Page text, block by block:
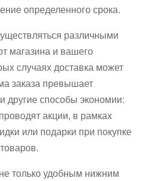
определенного срока.
различными
магазина и вашего
случаях доставка может
заказа превышает
другие способы экономии:
акции, в рамках
или подарки при покупке
только удобным нижним